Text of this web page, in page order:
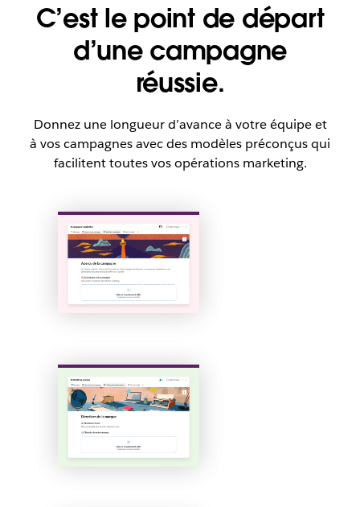
C’est le point de départ
d’une campagne
réussie.
Donnez une longueur d’avance à votre équipe et
à vos campagnes avec des modèles préconçus qui
facilitent toutes vos opérations marketing.